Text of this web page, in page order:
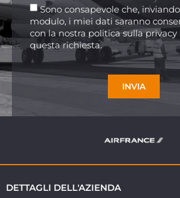
Sono consapevole che,
modulo, i miei dati saranno
con la nostra politica sulla
questa richiesta.
INVIA
DETTAGLI DELL'AZIENDA